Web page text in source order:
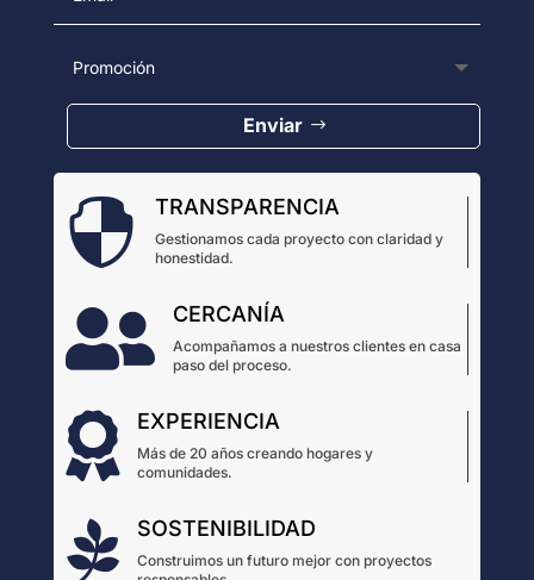
Enviar
 TRANSPARENCIA
Gestionamos cada proyecto con claridad y
honestidad.
 CERCANÍA
Acompañamos a nuestros clientes en casa
paso del proceso.
 EXPERIENCIA
Más de 20 años creando hogares y
comunidades.
 SOSTENIBILIDAD
Construimos un futuro mejor con proyectos